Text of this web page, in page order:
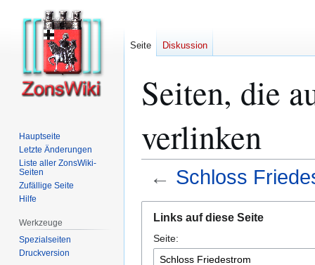
Seiten, die
verlinken
← Schloss
Navigation
springen
Suche
springen
Links auf diese Seite
Seite:
Seite Diskussion
Hauptseite
Letzte Änderungen
Liste aller ZonsWiki-
Seiten
Zufällige Seite
Hilfe
Werkzeuge
Spezialseiten
Druckversion